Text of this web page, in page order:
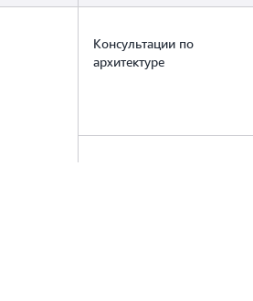
Консультации по
архитектуре